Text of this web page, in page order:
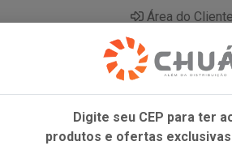
Área do
Digite seu CEP para ter
produtos e ofertas